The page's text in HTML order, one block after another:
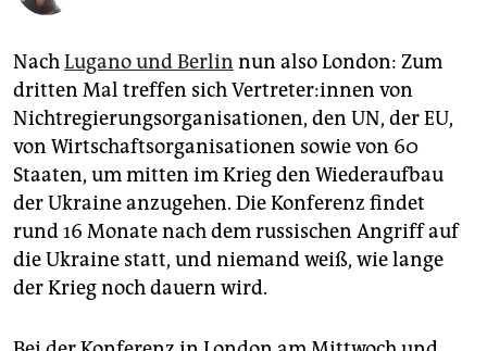
fragen & hilfe
unterstützen
abo
genossenschaft
epaper login
NachLugano und Berlin nun also London: Zum
dritten Mal treffen sich Ver­tre­te­r:in­nen von
Nichtregierungsorganisationen, den UN, der EU,
von Wirtschaftsorganisationen sowie von 60
Staaten, um mitten im Krieg den Wiederaufbau
der Ukraine anzugehen. Die Konferenz findet
rund 16 Monate nach dem russischen Angriff auf
die Ukraine statt, und niemand weiß, wie lange
der Krieg noch dauern wird.